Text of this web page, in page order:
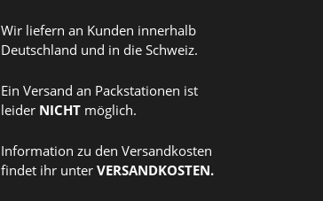
Wir liefern an Kunden innerhalb
Deutschland und in die Schweiz.
Ein Versand an Packstationen ist
leider NICHT möglich.
Information zu den Versandkosten
findet ihr unter VERSANDKOSTEN.